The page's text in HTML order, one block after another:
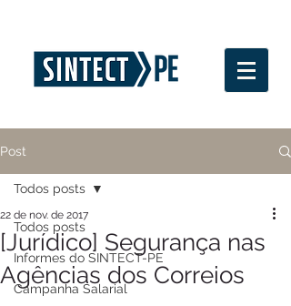
Post
Todos posts
Informes do SINTECT-PE
Campanha Salarial
Todos posts
[Jurídico] Segurança nas
Agências dos Correios
22 de nov. de 2017